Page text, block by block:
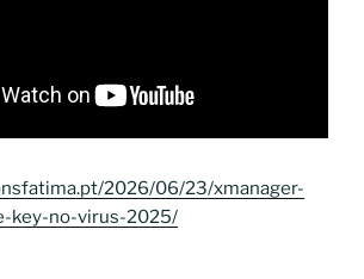
2026/06/23/xmanager-
key-no-virus-2025/